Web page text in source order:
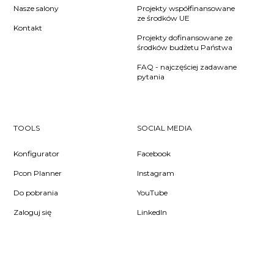
Nasze salony
Kontakt
Projekty współfinansowane
ze środków UE
Projekty dofinansowane ze
środków budżetu Państwa
FAQ - najczęściej zadawane
pytania
TOOLS
Konfigurator
Pcon Planner
Do pobrania
Zaloguj się
SOCIAL MEDIA
Facebook
Instagram
YouTube
LinkedIn